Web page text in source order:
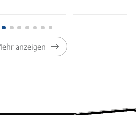
anzeigen